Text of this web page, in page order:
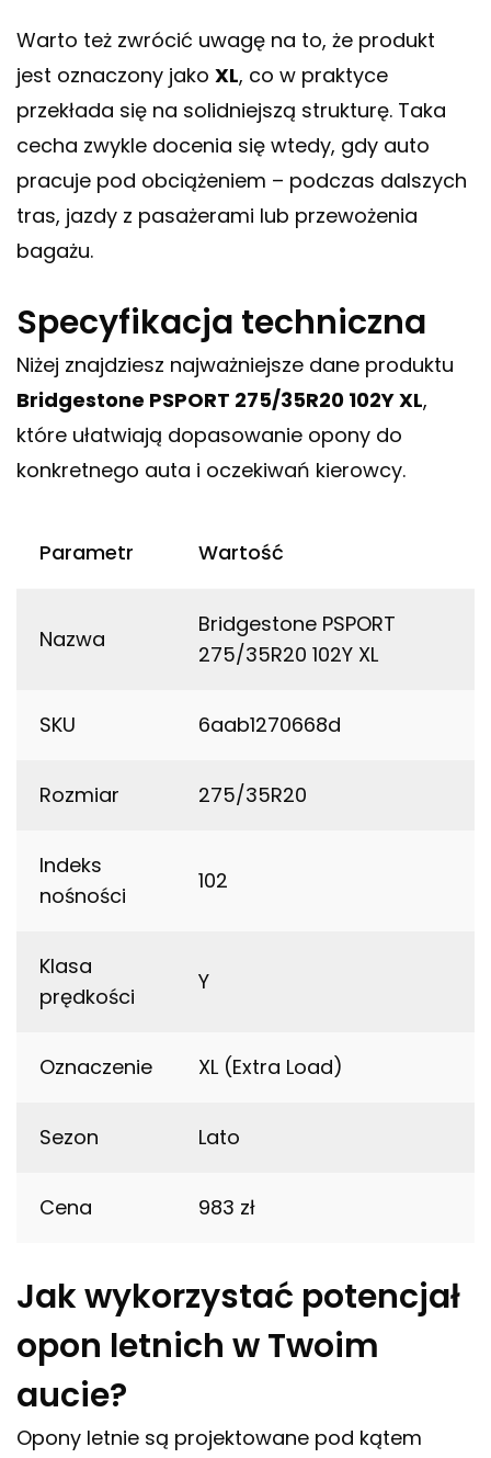
Warto też zwrócić uwagę na to, że produkt
jest oznaczony jako XL, co w praktyce
przekłada się na solidniejszą strukturę. Taka
cecha zwykle docenia się wtedy, gdy auto
pracuje pod obciążeniem – podczas dalszych
tras, jazdy z pasażerami lub przewożenia
bagażu.
Specyfikacja techniczna
Niżej znajdziesz najważniejsze dane produktu
Bridgestone PSPORT 275/35R20 102Y XL,
które ułatwiają dopasowanie opony do
konkretnego auta i oczekiwań kierowcy.
Parametr Wartość
Nazwa
Bridgestone PSPORT
275/35R20 102Y XL
SKU 6aab1270668d
Rozmiar 275/35R20
Indeks
nośności
102
Klasa
prędkości
Y
Oznaczenie XL (Extra Load)
Sezon Lato
Cena 983 zł
Jak wykorzystać potencjał
opon letnich w Twoim
aucie?
Opony letnie są projektowane pod kątem